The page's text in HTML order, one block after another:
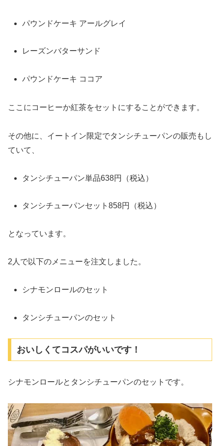
パウンドケーキ アールグレイ
レーズンバターサンド
パウンドケーキ ココア
ここにコーヒーか紅茶をセットにすることができます。
その他に、イートイン限定でタンシチューパンの販売もし
ていて、
タンシチューパン単品638円（税込）
タンシチューパンセット858円（税込）
となっています。
2人で以下のメニューを注文しました。
シナモンロールのセット
タンシチューパンのセット
おいしくてコスパがいいです！
シナモンロールとタンシチューパンのセットです。